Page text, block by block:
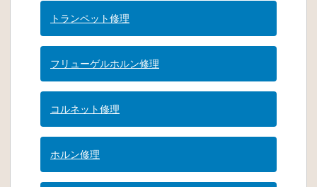
トランペット修理
フリューゲルホルン修理
コルネット修理
ホルン修理